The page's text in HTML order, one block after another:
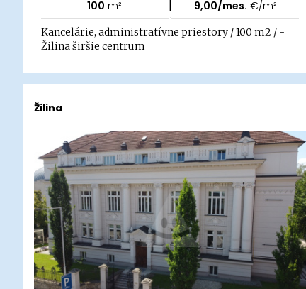
100 m² | 9,00/mes. €/m²
Kancelárie, administratívne priestory / 100 m2 / -
Žilina širšie centrum
Žilina